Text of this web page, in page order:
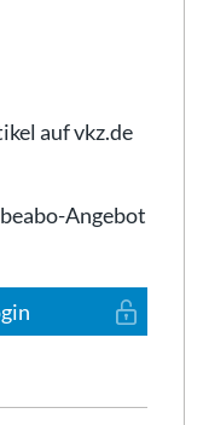
auf vkz.de
Angebot